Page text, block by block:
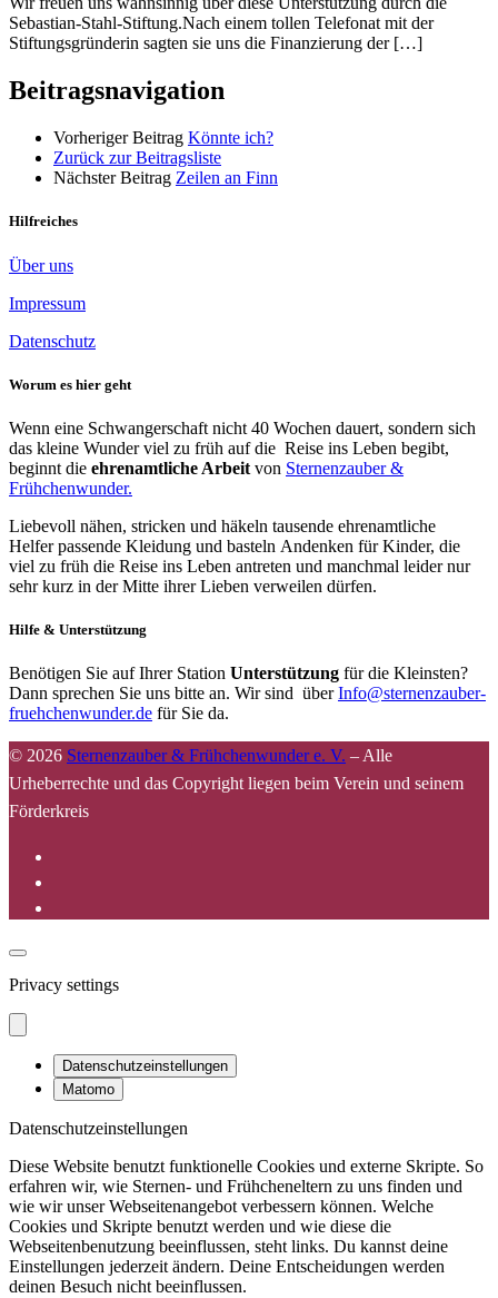
Sebastian-Stahl-Stiftung.Nach einem tollen Telefonat mit der
Stiftungsgründerin sagten sie uns die Finanzierung der […]
Beitragsnavigation
Vorheriger Beitrag Könnte ich?
Zurück zur Beitragsliste
Nächster Beitrag Zeilen an Finn
Hilfreiches
Über uns
Impressum
Datenschutz
Worum es hier geht
Wenn eine Schwangerschaft nicht 40 Wochen dauert, sondern sich
das kleine Wunder viel zu früh auf die Reise ins Leben begibt,
beginnt die ehrenamtliche Arbeit von Sternenzauber &
Frühchenwunder.
Liebevoll nähen, stricken und häkeln tausende ehrenamtliche
Helfer passende Kleidung und basteln Andenken für Kinder, die
viel zu früh die Reise ins Leben antreten und manchmal leider nur
sehr kurz in der Mitte ihrer Lieben verweilen dürfen.
Hilfe & Unterstützung
Benötigen Sie auf Ihrer Station Unterstützung für die Kleinsten?
Dann sprechen Sie uns bitte an. Wir sind überInfo@sternenzauber-
fruehchenwunder.de für Sie da.
© 2026 Sternenzauber & Frühchenwunder e. V. – Alle
Urheberrechte und das Copyright liegen beim Verein und seinem
Förderkreis
Privacy settings
Datenschutzeinstellungen
Matomo
Datenschutzeinstellungen
Diese Website benutzt funktionelle Cookies und externe Skripte. So
erfahren wir, wie Sternen- und Frühcheneltern zu uns finden und
wie wir unser Webseitenangebot verbessern können. Welche
Cookies und Skripte benutzt werden und wie diese die
Webseitenbenutzung beeinflussen, steht links. Du kannst deine
Einstellungen jederzeit ändern. Deine Entscheidungen werden
deinen Besuch nicht beeinflussen.